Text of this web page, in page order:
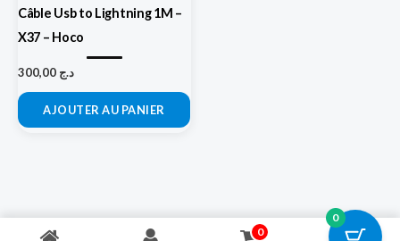
Câble Usb to Lightning 1M –
X37 – Hoco
د.ج
AJOUTER AU PANIER
0
0